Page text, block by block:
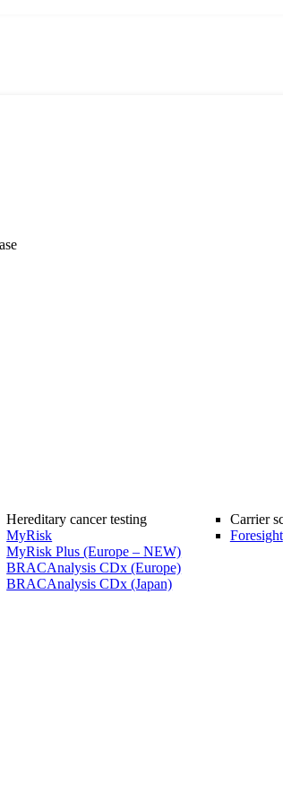
Hereditary cancer testing
MyRisk
MyRisk Plus (Europe – NEW)
BRACAnalysis CDx (Europe)
BRACAnalysis CDx (Japan)
Carrier
Foresight